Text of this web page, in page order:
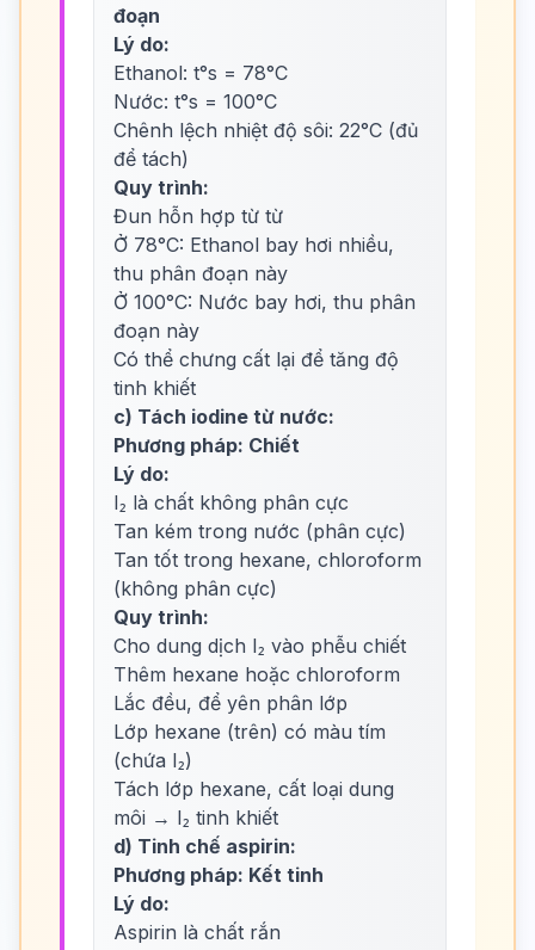
đoạn
Lý do:
Ethanol: t°s = 78°C
Nước: t°s = 100°C
Chênh lệch nhiệt độ sôi: 22°C (đủ
để tách)
Quy trình:
Đun hỗn hợp từ từ
Ở 78°C: Ethanol bay hơi nhiều,
thu phân đoạn này
Ở 100°C: Nước bay hơi, thu phân
đoạn này
Có thể chưng cất lại để tăng độ
tinh khiết
c) Tách iodine từ nước:
Phương pháp: Chiết
Lý do:
I₂ là chất không phân cực
Tan kém trong nước (phân cực)
Tan tốt trong hexane, chloroform
(không phân cực)
Quy trình:
Cho dung dịch I₂ vào phễu chiết
Thêm hexane hoặc chloroform
Lắc đều, để yên phân lớp
Lớp hexane (trên) có màu tím
(chứa I₂)
Tách lớp hexane, cất loại dung
môi → I₂ tinh khiết
d) Tinh chế aspirin:
Phương pháp: Kết tinh
Lý do:
Aspirin là chất rắn